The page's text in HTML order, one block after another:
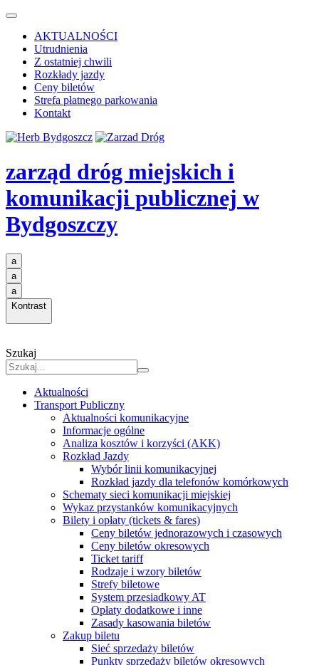
AKTUALNOŚCI
Utrudnienia
Z ostatniej chwili
Rozkłady jazdy
Ceny biletów
Strefa płatnego parkowania
Kontakt
zarząd dróg miejskich i
komunikacji publicznej w
Bydgoszczy
a
a
a
Kontrast
Szukaj
Aktualności
Transport Publiczny
Aktualności komunikacyjne
Informacje ogólne
Analiza kosztów i korzyści (AKK)
Rozkład Jazdy
Wybór linii komunikacyjnej
Rozkład jazdy dla telefonów komórkowych
Schematy sieci komunikacji miejskiej
Wykaz przystanków komunikacyjnych
Bilety i opłaty (tickets & fares)
Ceny biletów jednorazowych i czasowych
Ceny biletów okresowych
Ticket tariff
Rodzaje i wzory biletów
Strefy biletowe
System przesiadkowy AT
Opłaty dodatkowe i inne
Zasady kasowania biletów
Zakup biletu
Sieć sprzedaży biletów
Punkty sprzedaży biletów okresowych